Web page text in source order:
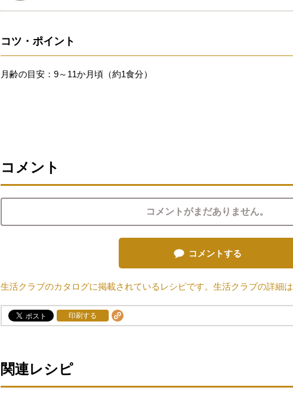
コツ・ポイント
月齢の目安：9～11か月頃（約1食分）
コメント
コメントがまだありません。
コメントする
生活クラブのカタログに掲載されているレシピです。生活クラブの詳細は
印刷する
関連レシピ